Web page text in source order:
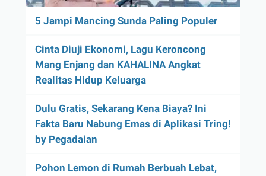
5 Jampi Mancing Sunda Paling Populer
Cinta Diuji Ekonomi, Lagu Keroncong
Mang Enjang dan KAHALINA Angkat
Realitas Hidup Keluarga
Dulu Gratis, Sekarang Kena Biaya? Ini
Fakta Baru Nabung Emas di Aplikasi Tring!
by Pegadaian
Pohon Lemon di Rumah Berbuah Lebat,